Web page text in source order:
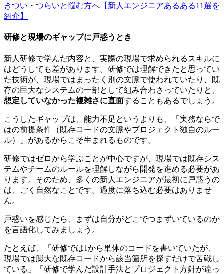
きつい・つらいと悩む方へ【新人エンジニアあるある11選を
紹介】
研修と現場のギャップに戸惑うとき
新人研修で学んだ内容と、実際の現場で求められるスキルに
はどうしても差があります。研修では理解できたと思ってい
た技術が、現場ではまったく別の文脈で使われていたり、既
存の巨大なシステムの一部として組み合わさっていたりと、
想定していなかった複雑さに直面することもあるでしょう。
こうしたギャップは、能力不足というよりも、「実務ならで
はの前提条件（既存コードの文脈やプロジェクト独自のルー
ル）」があるからこそ生まれるものです。
研修ではゼロから学ぶことが中心ですが、現場では既存シス
テムやチームのルールを理解しながら開発を進める必要があ
ります。そのため、多くの新人エンジニアが最初に戸惑うの
は、ごく自然なことです。過度に落ち込む必要はありませ
ん。
戸惑いを感じたら、まずは自分がどこでつまずいているのか
を言語化してみましょう。
たとえば、「研修では1から単体のコードを書いていたが、
現場では膨大な既存コードから該当箇所を探すだけで苦戦し
ている」「研修で学んだ設計手法とプロジェクト方針が違っ